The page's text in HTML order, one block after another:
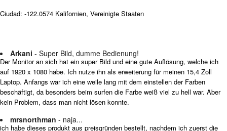
Ciudad: -122.0574 Kalifornien, Vereinigte Staaten
Arkani - Super Bild, dumme Bedienung!
Der Monitor an sich hat ein super Bild und eine gute Auflösung, welche ich
auf 1920 x 1080 habe. Ich nutze ihn als erweiterung für meinen 15,4 Zoll
Laptop. Anfangs war ich eine weile lang mit dem einstellen der Farben
beschäftigt, da besonders beim surfen die Farbe weiß viel zu hell war. Aber
kein Problem, dass man nicht lösen konnte.
mrsnorthman - naja...
ich habe dieses produkt aus preisgründen bestellt, nachdem ich zuerst die